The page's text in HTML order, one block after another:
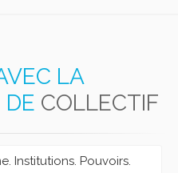
LA
DE COLLECTIF
Institutions. Pouvoirs.